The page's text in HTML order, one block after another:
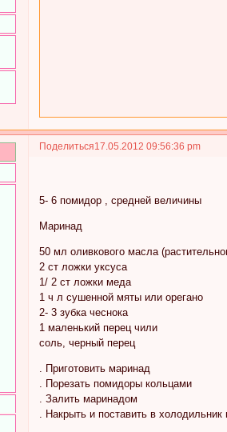
Поделиться17.05.2012 09:56:36 pm
5- 6 помидор , средней величины
Маринад
50 мл оливкового масла
2 ст ложки уксуса
1/ 2 ст ложки меда
1 ч л сушенной мяты или орегано
2- 3 зубка чеснока
1 маленький перец чили
соль, черный перец
. Приготовить маринад
. Порезать помидоры кольцами
. Залить маринадом
. Накрыть и поставить в холодильник